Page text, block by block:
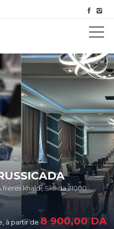
khaldi, Skikda 21000
à partir de 8 900,00 DA